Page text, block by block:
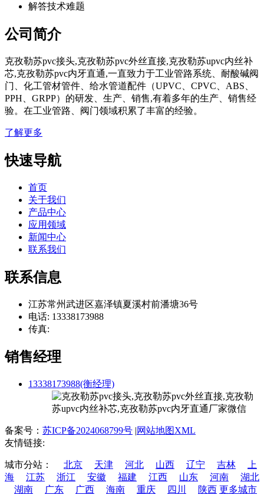
解答技术难题
公司简介
克孜勒苏pvc接头,克孜勒苏pvc外丝直接,克孜勒苏upvc内丝补
芯,克孜勒苏pvc内牙直通,一直致力于工业管路系统、耐酸碱阀
门、化工管材管件、给水管道配件（UPVC、CPVC、ABS、
PPH、GRPP）的研发、生产、销售,有着多年的生产、销售经
验。在工业管路、阀门领域积累了丰富的经验。
了解更多
快速导航
首页
关于我们
产品中心
应用领域
新闻中心
联系我们
联系信息
江苏常州武进区嘉泽镇夏溪村前潘塘36号
电话: 13338173988
传真:
销售经理
13338173988(衡经理)
备案号： 苏ICP备2024068799号 |网站地图XML
友情链接:
城市分站： 北京 天津 河北 山西 辽宁 吉林
上
海
江苏 浙江 安徽 福建 江西 山东 河南
湖北
湖南
广东 广西 海南 重庆 四川 陕西 更多城市